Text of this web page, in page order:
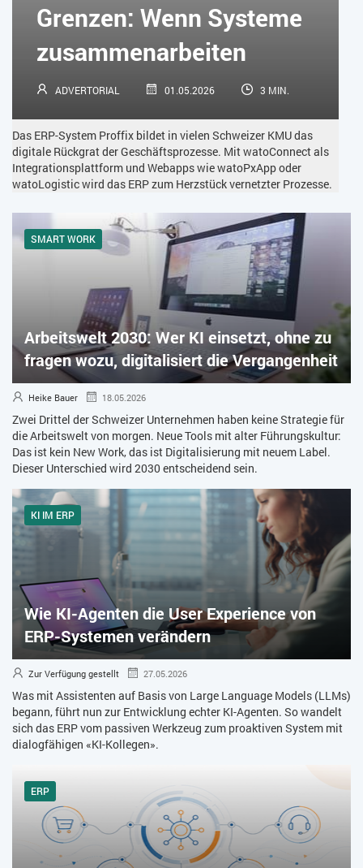
SOCIAL COMMERCE SOCIAL-MEDIA
SOFTWARE-AS-A-SERVICE SOFTWAREENTWICKLUNG
TRANSPORTLOGISTIK / LAGER
TRENDKOMPASS 2026 USABILITY
USER EXPERIENCE WEBDESIGN WEB-SHOP
ZEITWIRTSCHAFT
Grenzen: Wenn Systeme
zusammenarbeiten
ADVERTORIAL 01.05.2026 3 MIN.
Das ERP-System Proffix bildet in vielen Schweizer KMU das
digitale Rückgrat der Geschäftsprozesse. Mit watoConnect als
Integrationsplattform und Webapps wie watoPxApp oder
watoLogistic wird das ERP zum Herzstück vernetzter Prozesse.
SMART WORK
Arbeitswelt 2030: Wer KI einsetzt, ohne zu
fragen wozu, digitalisiert die Vergangenheit
Heike Bauer 18.05.2026
Zwei Drittel der Schweizer Unternehmen haben keine Strategie für
die Arbeitswelt von morgen. Neue Tools mit alter Führungskultur:
Das ist kein New Work, das ist Digitalisierung mit neuem Label.
Dieser Unterschied wird 2030 entscheidend sein.
KI IM ERP
Wie KI-Agenten die User Experience von
ERP-Systemen verändern
Zur Verfügung gestellt 27.05.2026
Was mit Assistenten auf Basis von Large Language Models (LLMs)
begann, führt nun zur Entwicklung echter KI-Agenten. So wandelt
sich das ERP vom passiven Werkzeug zum proaktiven System mit
dialogfähigen «KI-Kollegen».
ERP